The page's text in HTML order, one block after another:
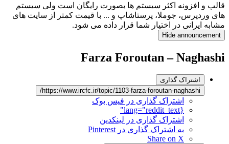
قالب و افزونه اکثر سیستم ها بصورت رایگان است ولی سیستم
های وردپرس، جوملا، پرستاشاپ و ... با قیمت کمتر از سایت های
مشابه ایرانی در اختیار شما قرار داده می شود.
Hide announcement
Farza Foroutan – Naghashi
اشتراک گذاری
https://www.ircfc.ir/topic/1103-farza-foroutan-naghashi/
اشتراک گذاری در فیس بوک
{lang="reddit_text"
اشتراک گذاری در لینکدین
به اشتراک گذاری در Pinterest
Share on X